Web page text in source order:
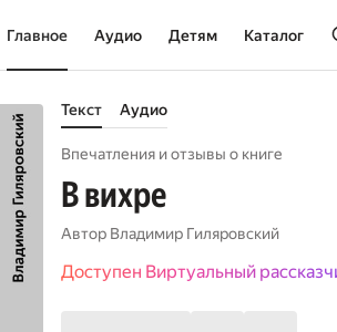
Главное Аудио Детям Каталог
Текст Аудио
Впечатления и отзывы о книге
В вихре
Автор Владимир Гиляровский
Доступен Виртуальный